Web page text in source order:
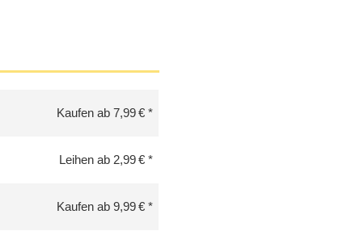
Kaufen ab 7,99 €
Leihen ab 2,99 €
Kaufen ab 9,99 €